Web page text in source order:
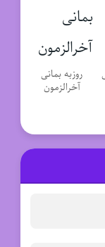
روزبه بمانی
آخرالزمون